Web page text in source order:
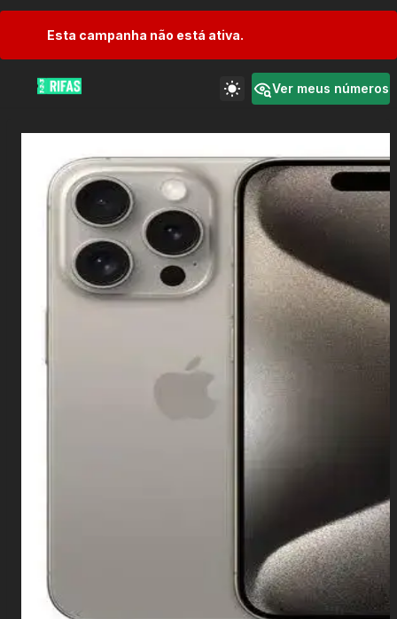
Esta campanha não está ativa.
Ver meus números